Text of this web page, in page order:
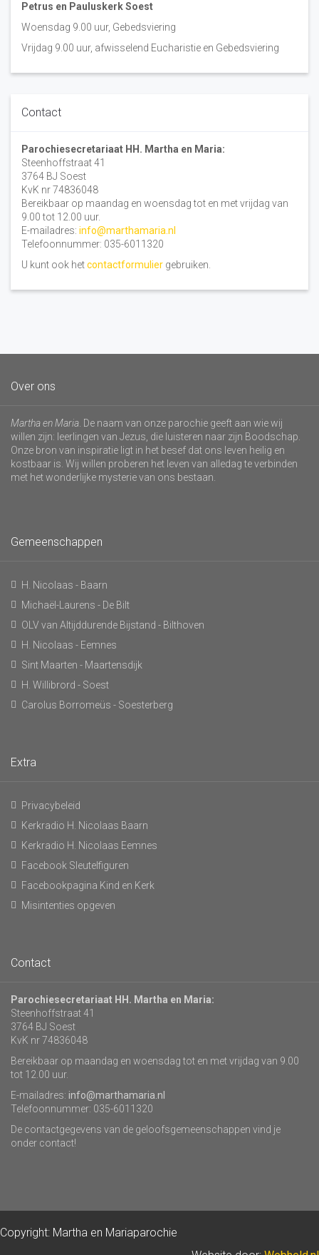
Petrus en Pauluskerk Soest
Woensdag 9.00 uur, Gebedsviering
Vrijdag 9.00 uur, afwisselend Eucharistie en Gebedsviering
Contact
Parochiesecretariaat HH. Martha en Maria:
Steenhoffstraat 41
3764 BJ Soest
KvK nr 74836048
Bereikbaar op maandag en woensdag tot en met vrijdag van
9.00 tot 12.00 uur.
E-mailadres: info@marthamaria.nl
Telefoonnummer: 035-6011320
U kunt ook hetcontactformulier gebruiken.
Over ons
Martha en Maria . De naam van onze parochie geeft aan wie wij
willen zijn: leerlingen van Jezus, die luisteren naar zijn Boodschap.
Onze bron van inspiratie ligt in het besef dat ons leven heilig en
kostbaar is. Wij willen proberen het leven van alledag te verbinden
met het wonderlijke mysterie van ons bestaan.
Gemeenschappen
H. Nicolaas - Baarn
Michaël-Laurens - De Bilt
OLV van Altijddurende Bijstand - Bilthoven
H. Nicolaas - Eemnes
Sint Maarten - Maartensdijk
H. Willibrord - Soest
Carolus Borromeüs - Soesterberg
Extra
Privacybeleid
Kerkradio H. Nicolaas Baarn
Kerkradio H. Nicolaas Eemnes
Facebook Sleutelfiguren
Facebookpagina Kind en Kerk
Misintenties opgeven
Contact
Parochiesecretariaat HH. Martha en Maria:
Steenhoffstraat 41
3764 BJ Soest
KvK nr 74836048
Bereikbaar op maandag en woensdag tot en met vrijdag van 9.00
tot 12.00 uur.
E-mailadres: info@marthamaria.nl
Telefoonnummer: 035-6011320
De contactgegevens van de geloofsgemeenschappen vind je
onder contact!
Copyright: Martha en Mariaparochie